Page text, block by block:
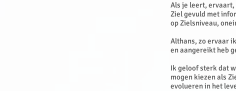
Als je leert,
Ziel gevuld met
op Zielsniveau,
Althans, zo ervaar
en aangereikt heb
Ik geloof sterk dat
mogen kiezen als
evolueren in het